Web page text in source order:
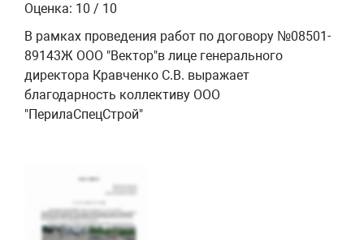
Оценка: 10 / 10
В рамках проведения работ по договору №08501-
89143Ж ООО "Вектор"в лице генерального
директора Кравченко С.В. выражает
благодарность коллективу ООО
"ПерилаСпецСтрой"